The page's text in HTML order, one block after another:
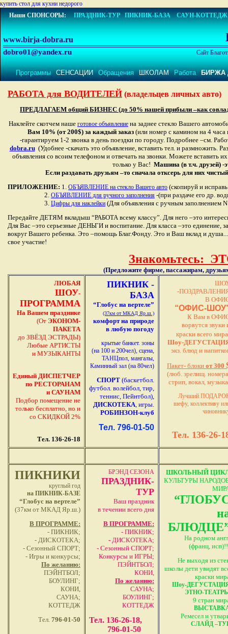
купить стол для кухни недорого
Наши СПОНСОРЫ:
ПРАЗДНИК-ТУР ПИКНИК-БАЗА САУН-КОТТЕДЖ
www.birja-dobra.ru
dobro01@yandex.ru Сайт
Программы СЕНСАЦИИ Обращения ШКОЛАМ Работа БИРЖА
РАБОТА для ВОДИТЕЛЕЙ (владельцев личных авто)
ПРЕДЛАГАЕМ общий БИЗНЕС (до 50% нашей прибыли –как
Наклейте скотчем наше готовое объявление на заднее стекло Вашего
Вам 10% (от 200$) за каждый заказ (или номер с камином на 4
-гарантируем 1-2 звонка в день поездки по городу. Подробнее –см.
dobra.ru (Удобнее -скачать это объявление, вставить тел. и размножить.
объявления со всоим телефоном и отвечать на звонки. Можете вставить
только у Вас! Машина (в т.ч. друзей)
Если раздавать друзьям –то сначала отксерь для них
ПРИЛОЖЕНИЕ: 1. ОБЪЯВЛЕНИЕ на стекло Вашего авто (скопируй и
2. ОБЪЯВЛЕНИЕ для ручного заполнения -(при раздаче его др.
3. Цифры для наклейки (Для объявления с ручным заполнением
Передайте ДЕТЯМ вкладыш “РАБОТА всему классу”. Для него –это
Для Вас –это серьезные ДЕНЬГИ и воспитание. Для класса –это
вокруг Вашего ребенка. Это –помощь Благ.Фонду. Это и Ваш вклад и
свое участие!
Знакомьтесь:
(Предложите фирме, пассажирам,
ЛЮБАЯ
ШОУ-
ПРОГРАММА
На Вашем празднике
(От ЭКОНОМ-
ПАКЕТА
до ЗВЁЗД ЭСТРАДЫ)
Любые АРТИСТЫ
и МУЗЫКАНТЫ
Единый ДИСПЕТЧЕР
по РЕСТОРАНАМ
и САУНАМ
Подбор помещение не
только бесплатно, но и
со СКИДКОЙ 2%
Тел. 136-26-18
ПИКНИК -
БАЗА
“Глобус на вертеле”
(37км от МКАД Яр.ш.)
комфорт на природе
в любую погоду
крытые банкет. зоны
(на 100 и 200чел), сцена,
ТАНЦпол, мангалы,
Каминный зал (на 80чел)
СПОРТ (баскетбол.
футбол. волейбол, тир,
теннис, Пейнтбол),
ДИСКОТЕКА, игры.
РОБИНЗОН-клуб
Тел. 796-01-50
-
В
“ОФИС-
К Вам в
ворвутся звуки
краски всего
Шоу-
экз. блюд и
Пакет- блоки от 300
(люб. зрелищ.
стрип, вокал,
Лучший
шефу, коллективу
Тел. 136-26-
ПИКНИКИ
круглый год
на ПИКНИК-БАЗЕ
“Глобус на вертеле”
(37км от МКАД Яр.ш.)
В ПРОГРАММЕ:
- ПИКНИК;
- ДИСКОТЕКА;
- Сезонный СПОРТ;
- Игры и конкурсы;
По желанию:
ПЭЙНТБОЛ;
БОУЛИНГ;
КОНИ,
САУНА;
КОТТЕДЖ
Тел. 796-01-50
БРЭНД СЕЗОНА
ПРАЗДНИК-
ТУР
Ваш праздник
в течении всего дня
В ПРОГРАММЕ:
- ПИКНИК;
- ДИСКОТЕКА;
- Сезонный СПОРТ;
Конкурсы и ИГРЫ;
ПЭЙНТБОЛ;
КОНИ,
По желанию:
САУНА;
БОУЛИНГ;
КОТТЕДЖ
Тел. 136-26-18,
796-01-50
ШКОЛЬНЫЙ
КУЛЬТУРЫ
На родном
(франц,
Не выходя из
школы дети увидят
краски
Шоу-
ЭТНО-
9 стран
Ремесел и
СЛАЙД